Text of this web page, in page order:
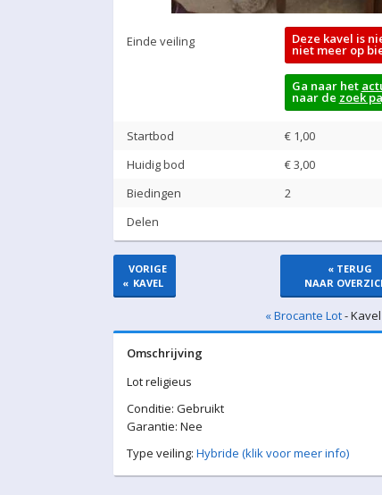
Einde veiling Deze kavel is
niet meer op
Ga naar het
naar de zoek
Startbod
€ 1,00
Huidig bod
€3,00
Biedingen
2
Delen
«
VORIGE
KAVEL
« TERUG
NAAR
« Brocante Lot-
Omschrijving
Lot religieus
Conditie: Gebruikt
Garantie: Nee
Type veiling: Hybride (klik voor meer info)